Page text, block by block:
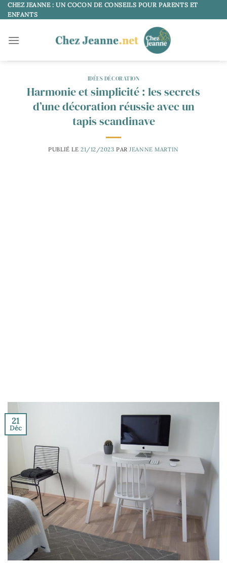
Passer
au
CHEZ JEANNE : UN COCON DE CONSEILS POUR PARENTS ET
ENFANTS
IDÉES DÉCORATION
Harmonie et simplicité : les secrets
d’une décoration réussie avec un
tapis scandinave
PUBLIÉ LE 21/12/2023 PAR JEANNE MARTIN
21
Déc